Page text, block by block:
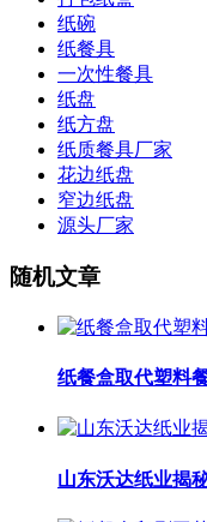
纸碗
纸餐具
一次性餐具
纸盘
纸方盘
纸质餐具厂家
花边纸盘
窄边纸盘
源头厂家
随机文章
纸餐盒取代塑料
山东沃达纸业揭